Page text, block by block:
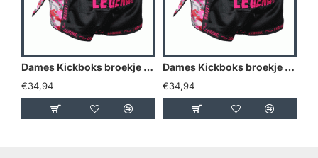
Dames Kickboks broekje Camo roze Legend Trendy - Maat: L
€34,94
Dames Kickboks broekje Camo roze Legend Trendy - Maat: M
€34,94